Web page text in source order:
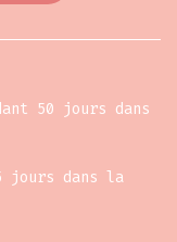
50 jours dans
jours dans la